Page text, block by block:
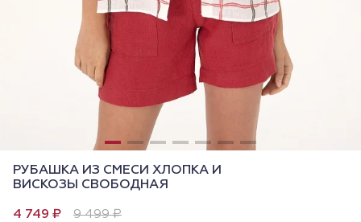
РУБАШКА ИЗ СМЕСИ ХЛОПКА И
ВИСКОЗЫ СВОБОДНАЯ
4 749 ₽ 9 499 ₽